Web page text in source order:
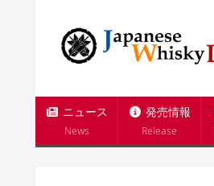
ニュース
News
発売情報
Release